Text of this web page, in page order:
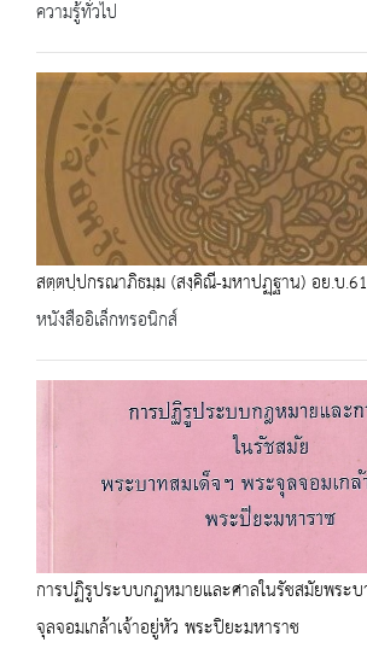
ความรู้ทั่วไป
สตฺตปฺปกรณาภิธมฺม (สงฺคิณี-มหาปฏฺฐาน) อย.บ
หนังสืออิเล็กทรอนิกส์
การปฏิรูประบบกฏหมายและศาลในรัชสมัยพระบ
จุลจอมเกล้าเจ้าอยู่หัว พระปิยะมหาราช